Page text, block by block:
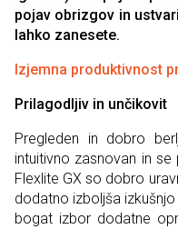
pojav obrizgov in
lahko zanesete.
Izjemna produktivnost
Prilagodljiv in unčikovit
Pregleden in dobro
intuitivno zasnovan in
Flexlite GX so dobro
dodatno izboljša
bogat izbor dodatne